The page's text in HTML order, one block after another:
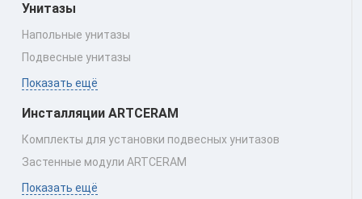
Унитазы
Напольные унитазы
Подвесные унитазы
Показать ещё
Инсталляции ARTCERAM
Комплекты для установки подвесных унитазов
Застенные модули ARTCERAM
Показать ещё